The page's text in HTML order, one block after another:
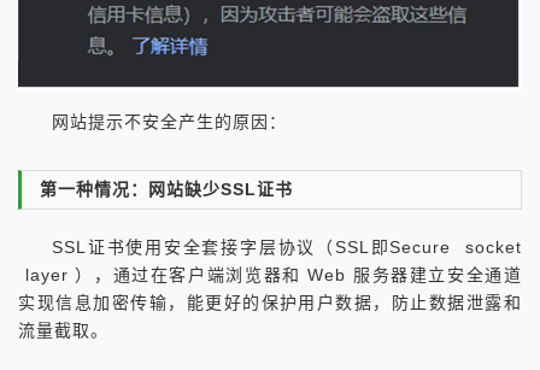
网站提示不安全产生的原因：
第一种情况：网站缺少SSL证书
SSL证书使用安全套接字层协议（SSL即Secure socket
layer ），通过在客户端浏览器和 Web 服务器建立安全通道
实现信息加密传输，能更好的保护用户数据，防止数据泄露和
流量截取。